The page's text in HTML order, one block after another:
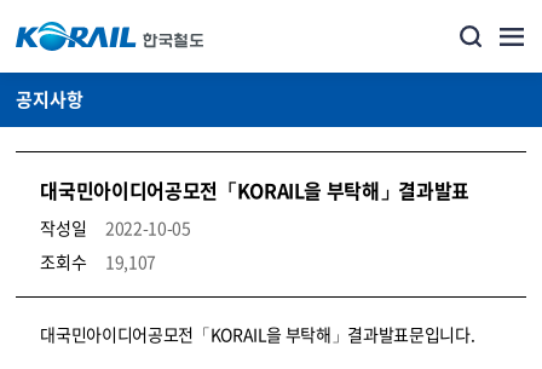
공지사항
대국민아이디어공모전「KORAIL을 부탁해」결과발표
작성일
2022-10-05
조회수
19,107
뉴스·홍보_공지사항 상세보기 – 내용, 파일, 담당자 연락처로 구성
대국민아이디어공모전「KORAIL을 부탁해」결과발표문입니다.